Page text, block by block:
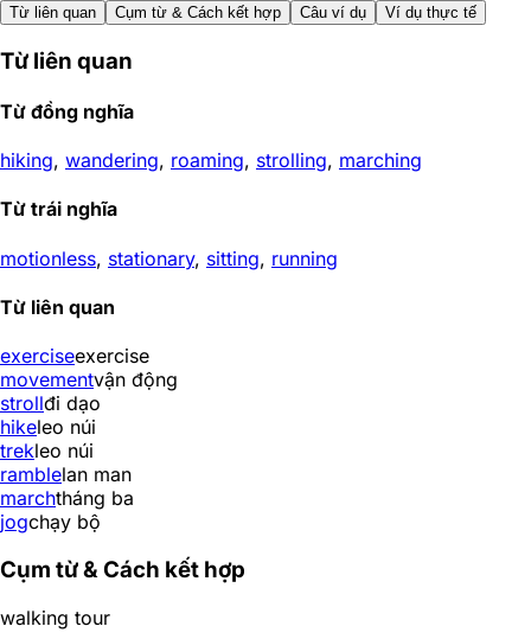
Từ liên quan Cụm từ & Cách kết hợp Câu ví dụ Ví dụ thực tế
Từ liên quan
Từ đồng nghĩa
hiking, wandering, roaming, strolling, marching
Từ trái nghĩa
motionless, stationary, sitting, running
Từ liên quan
exerciseexercise
movementvận động
strollđi dạo
hikeleo núi
trekleo núi
ramblelan man
marchtháng ba
jogchạy bộ
Cụm từ & Cách kết hợp
walking tour